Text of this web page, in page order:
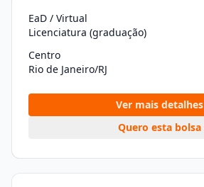
EaD / Virtual
Licenciatura (graduação)
Centro
Rio de Janeiro/RJ
Ver mais detalhes
Quero esta bolsa